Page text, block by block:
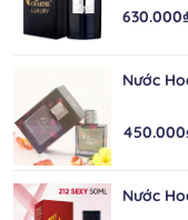
Nước
Nước